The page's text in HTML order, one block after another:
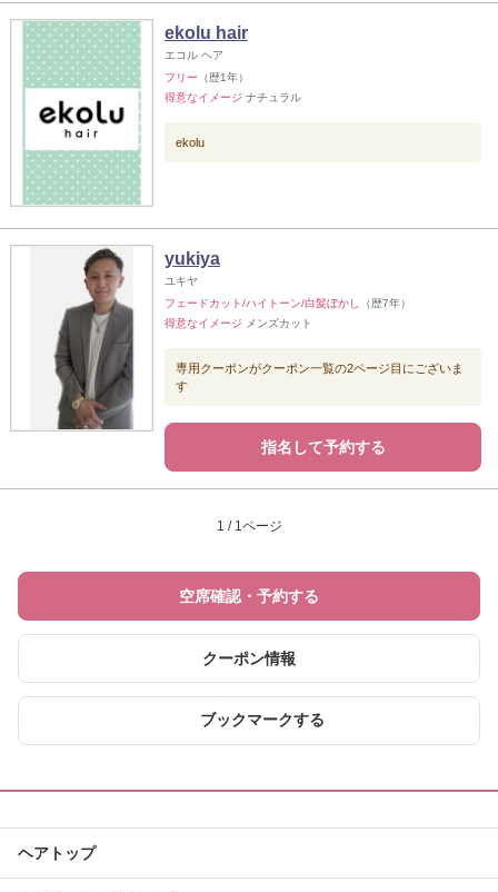
ekolu hair
エコル ヘア
フリー （歴1年）
得意なイメージ ナチュラル
ekolu
yukiya
ユキヤ
フェードカット/ハイトーン/白髪ぼかし
（歴7年）
得意なイメージ メンズカット
専用クーポンがクーポン一覧の2ページ目にございま
す
指名して予約する
1 / 1ページ
空席確認・予約する
クーポン情報
ブックマークする
ヘアトップ